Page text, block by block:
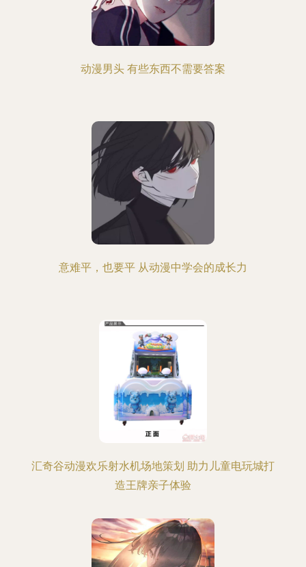
动漫男头 有些东西不需要答案
意难平，也要平 从动漫中学会的成长力
汇奇谷动漫欢乐射水机场地策划 助力儿童电玩城打
造王牌亲子体验